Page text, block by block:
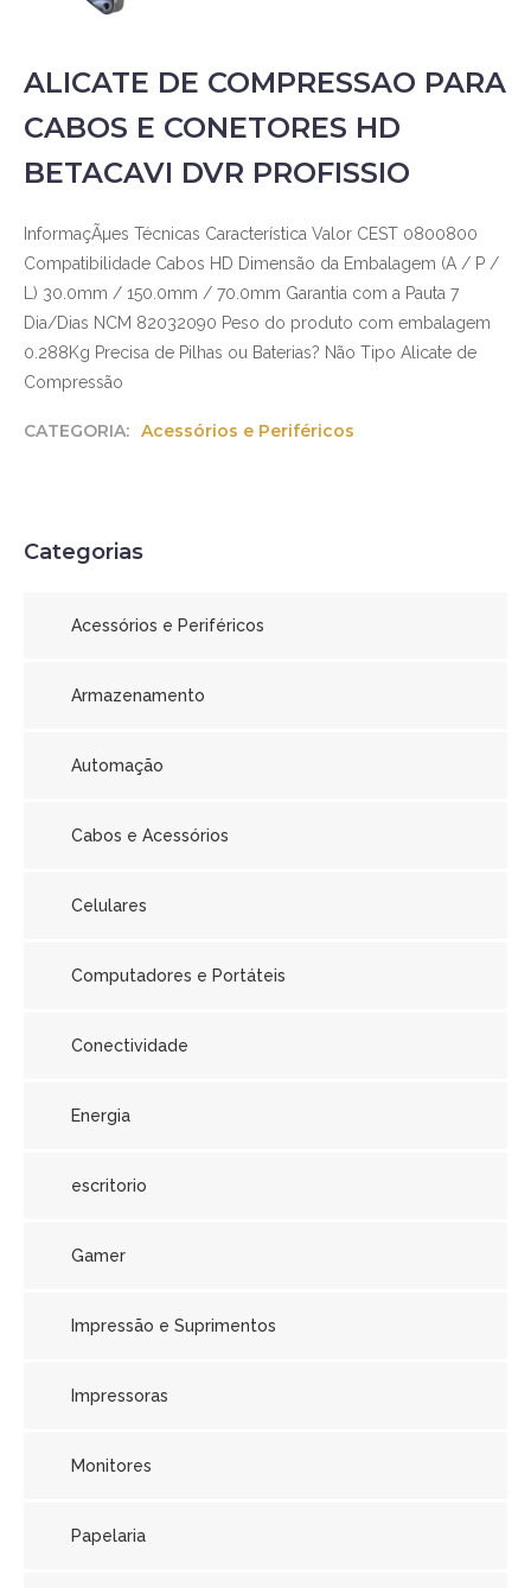
ALICATE DE COMPRESSAO PARA
CABOS E CONETORES HD
BETACAVI DVR PROFISSIO
InformaçÃµes Técnicas Característica Valor CEST 0800800
Compatibilidade Cabos HD Dimensão da Embalagem (A / P /
L) 30.0mm / 150.0mm / 70.0mm Garantia com a Pauta 7
Dia/Dias NCM 82032090 Peso do produto com embalagem
0.288Kg Precisa de Pilhas ou Baterias? Não Tipo Alicate de
Compressão
CATEGORIA: Acessórios e Periféricos
Categorias
Acessórios e Periféricos
Armazenamento
Automação
Cabos e Acessórios
Celulares
Computadores e Portáteis
Conectividade
Energia
escritorio
Gamer
Impressão e Suprimentos
Impressoras
Monitores
Papelaria